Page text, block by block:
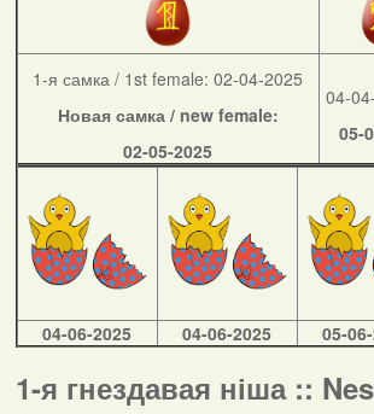
1-я самка / 1st female: 02-04-2025
Новая самка / new female:
02-05-2025
04-
05-
04-06-2025 04-06-2025 05-
1-я гнездавая ніша ::